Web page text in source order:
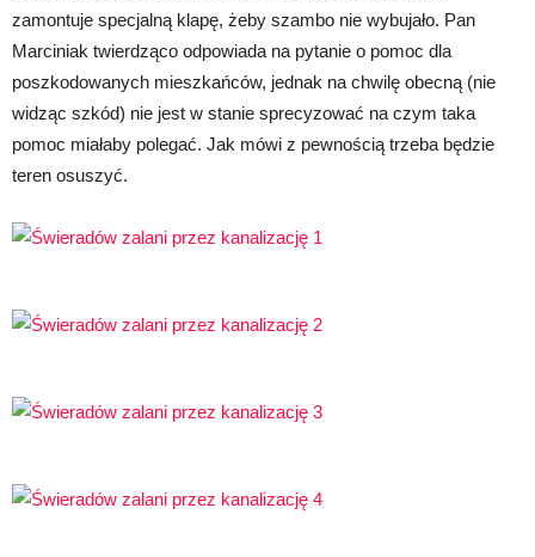
zamontuje specjalną klapę, żeby szambo nie wybujało. Pan
Marciniak twierdząco odpowiada na pytanie o pomoc dla
poszkodowanych mieszkańców, jednak na chwilę obecną (nie
widząc szkód) nie jest w stanie sprecyzować na czym taka
pomoc miałaby polegać. Jak mówi z pewnością trzeba będzie
teren osuszyć.